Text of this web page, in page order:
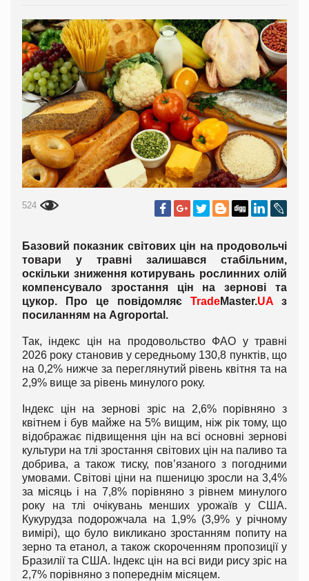
524
Базовий показник світових цін на продовольчі
товари у травні залишався стабільним,
оскільки зниження котирувань рослинних олій
компенсувало зростання цін на зернові та
цукор. Про це повідомляє TradeMaster.UA з
посиланням на Agroportal .
Так, індекс цін на продовольство ФАО у травні
2026 року становив у середньому 130,8 пунктів, що
на 0,2% нижче за переглянутий рівень квітня та на
2,9% вище за рівень минулого року.
Індекс цін на зернові зріс на 2,6% порівняно з
квітнем і був майже на 5% вищим, ніж рік тому, що
відображає підвищення цін на всі основні зернові
культури на тлі зростання світових цін на паливо та
добрива, а також тиску, пов’язаного з погодними
умовами. Світові ціни на пшеницю зросли на 3,4%
за місяць і на 7,8% порівняно з рівнем минулого
року на тлі очікувань менших урожаїв у США.
Кукурудза подорожчала на 1,9% (3,9% у річному
вимірі), що було викликано зростанням попиту на
зерно та етанол, а також скороченням пропозиції у
Бразилії та США. Індекс цін на всі види рису зріс на
2,7% порівняно з попереднім місяцем.